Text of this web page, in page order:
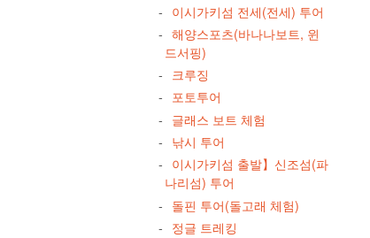
이시가키섬 전세(전세) 투어
해양스포츠(바나나보트, 윈
드서핑)
크루징
포토투어
글래스 보트 체험
낚시 투어
이시가키섬 출발】신조섬(파
나리섬) 투어
돌핀 투어(돌고래 체험)
정글 트레킹